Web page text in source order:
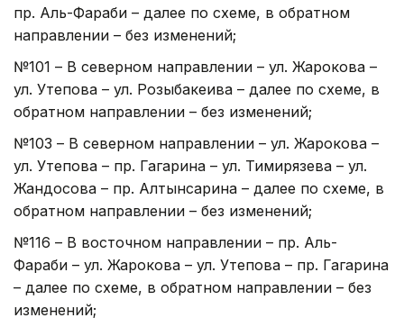
пр. Аль-Фараби – далее по схеме, в обратном
направлении – без изменений;
№101 – В северном направлении – ул. Жарокова –
ул. Утепова – ул. Розыбакеива – далее по схеме, в
обратном направлении – без изменений;
№103 – В северном направлении – ул. Жарокова –
ул. Утепова – пр. Гагарина – ул. Тимирязева – ул.
Жандосова – пр. Алтынсарина – далее по схеме, в
обратном направлении – без изменений;
№116 – В восточном направлении – пр. Аль-
Фараби – ул. Жарокова – ул. Утепова – пр. Гагарина
– далее по схеме, в обратном направлении – без
изменений;